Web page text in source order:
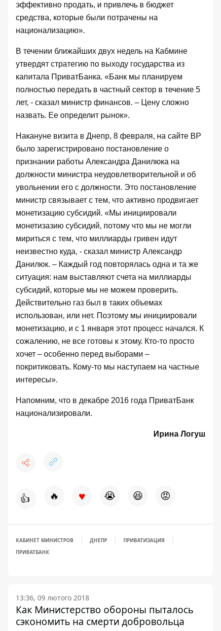
эффективно продать, и привлечь в бюджет
средства, которые были потрачены на
национализацию».
В течении ближайших двух недель на Кабмине
утвердят стратегию по выходу государства из
капитала ПриватБанка. «Банк мы планируем
полностью передать в частный сектор в течение 5
лет, - сказал министр финансов. – Цену сложно
назвать. Ее определит рынок».
Накануне визита в Днепр, 8 февраля, на сайте ВР
было зарегистрировано постановление о
признании работы Александра Данилюка на
должности министра неудовлетворительной и об
увольнении его с должности. Это постановление
министр связывает с тем, что активно продвигает
монетизацию субсидий. «Мы инициировали
монетизазию субсидий, потому что мы не могли
мириться с тем, что миллиарды гривен идут
неизвестно куда, - сказал министр Александр
Данилюк. – Каждый год повторялась одна и та же
ситуация: нам выставляют счета на миллиарды
субсидий, которые мы не можем проверить.
Действительно газ был в таких объемах
использован, или нет. Поэтому мы инициировали
монетизацию, и с 1 января этот процесс начался. К
сожалению, не все готовы к этому. Кто-то просто
хочет – особенно перед выборами –
покритиковать. Кому-то мы наступаем на частные
интересы».
Напомним, что в декабре 2016 года ПриватБанк
национализировали.
Ирина Логуш
👍 🔥 ♥ 😭 😆 😡
КАБИНЕТ МИНИСТРОВ ДНЕПР
ПРИВАТИЗАЦИЯ
ПРИВАТБАНК
13:36, 09 лютого 2018
Как Министерство обороны пыталось
сэкономить на смерти добровольца